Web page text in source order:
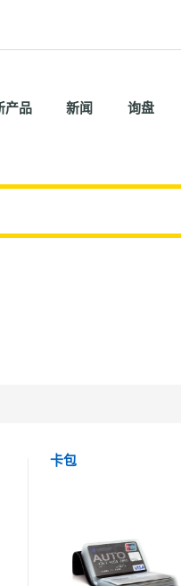
产品 新闻 询盘
卡包